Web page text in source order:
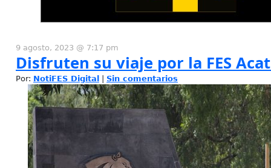
9 agosto, 2023 @ 7:17 pm
Disfruten su viaje por la FES
Por: NotiFES Digital Sin comentarios